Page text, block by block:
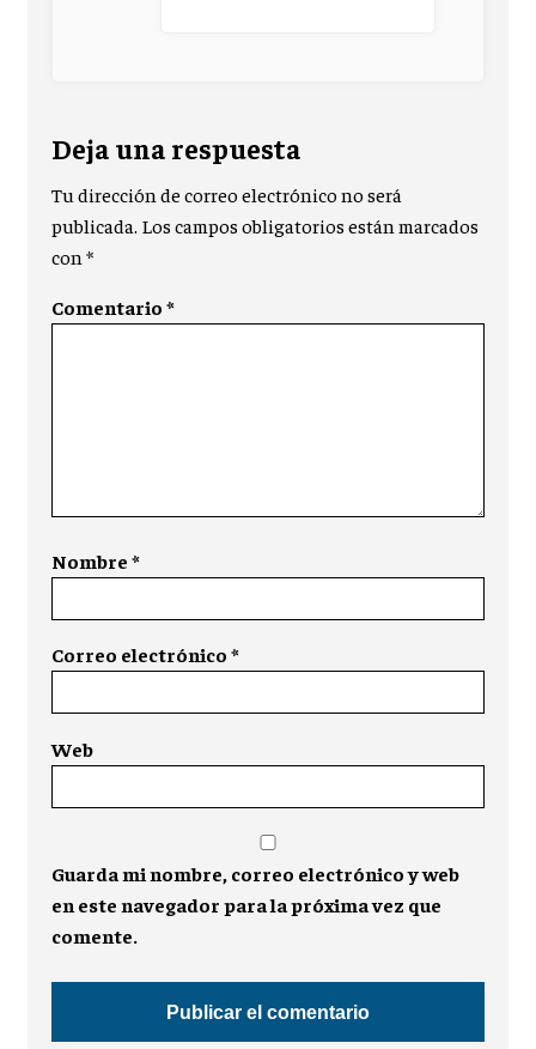
Deja una respuesta
Tu dirección de correo electrónico no será
publicada. Los campos obligatorios están marcados
con*
Comentario*
Nombre*
Correo electrónico*
Web
Guarda mi nombre, correo electrónico y web
en este navegador para la próxima vez que
comente.